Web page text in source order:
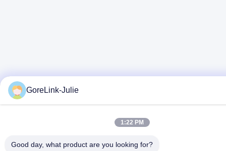
GoreLink-Julie
1:22 PM
Good day, what product are you looking for?